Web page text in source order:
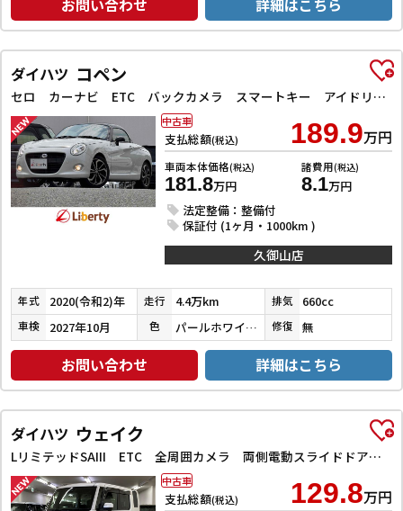
お問い合わせ 詳細はこちら
ダイハツ コペン
セロ カーナビ ETC バックカメラ スマートキー アイドリングストップ シートヒーター CVT ABS ESC アルミホイール エアコン パワーステアリング パワーウィンドウ
支払総額(税込) 189.9万円
車両本体価格(税込)
181.8万円
諸費用(税込)
8.1万円
法定整備：整備付
保証付 (1ヶ月・1000km )
中古車
久御山店
年式 2020(令和2)年 走行 4.4万km 排気 660cc
車検 2027年10月 色 パールホワイトⅢ 修復 無
お問い合わせ 詳細はこちら
ダイハツ ウェイク
LリミテッドSAIII ETC 全周囲カメラ 両側電動スライドドア ナビ TV クリアランスソナー 衝突被害軽減システム オートマチックハイビーム オートライト LEDヘッドランプ スマートキー アイドリングストップ
支払総額(税込) 129.8万円
中古車